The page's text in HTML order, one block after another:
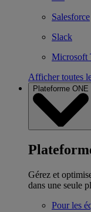
Salesforce
Slack
Microsoft
Afficher toutes
Plateforme ONE
Gérez et
dans une seule
Pour les